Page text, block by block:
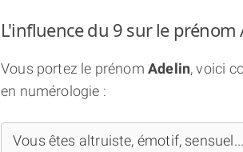
L'influence du 9 sur le prénom
Vous portez le prénomAdelin, voici
en numérologie :
Vous êtes altruiste, émotif, sensuel...